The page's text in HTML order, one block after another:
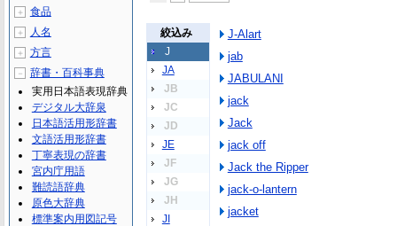
絞込み
J
JA
JB
JC
JD
JE
JF
JG
JH
JI
J-Alart
jab
JABULANI
jack
Jack
jack off
Jack the Ripper
jack-o-lantern
jacket
＋ 食品
＋ 人名
＋ 方言
－
辞書・百科事典
実用日本語表現辞典
デジタル大辞泉
日本語活用形辞書
文語活用形辞書
丁寧表現の辞書
宮内庁用語
難読語辞典
原色大辞典
標準案内用図記号